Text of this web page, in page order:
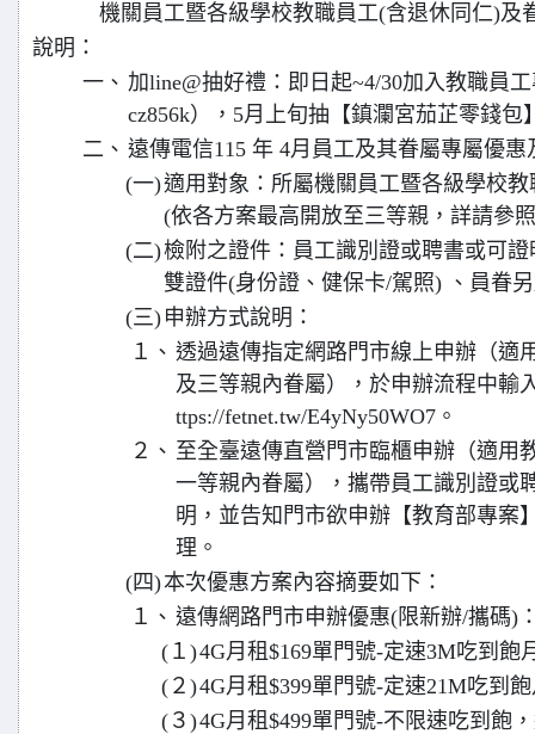
機關員工暨各級學校教職員工(含退休同仁)及
說明：
一、 加line@抽好禮：即日起~4/30加入教職員
cz856k），5月上旬抽【鎮瀾宮茄芷零錢包
二、 遠傳電信115 年 4月員工及其眷屬專屬優惠
(一)適用對象：所屬機關員工暨各級學校
(依各方案最高開放至三等親，詳請參
(二)檢附之證件：員工識別證或聘書或可
雙證件(身份證、健保卡/駕照) 、員眷
(三) 申辦方式說明：
１、 透過遠傳指定網路門市線上申辦（適
及三等親內眷屬），於申辦流程中輸
ttps://fetnet.tw/E4yNy50WO7。
２、 至全臺遠傳直營門市臨櫃申辦（適用
一等親內眷屬），攜帶員工識別證或
明，並告知門市欲申辦【教育部專案
理。
(四)本次優惠方案內容摘要如下：
１、 遠傳網路門市申辦優惠(限新辦/攜碼)
(１)4G月租$169單門號-定速3M吃到飽
(２)4G月租$399單門號-定速21M吃到
(３)4G月租$499單門號-不限速吃到飽